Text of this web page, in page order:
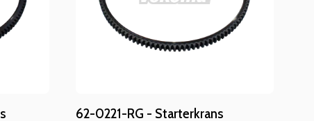
62-0221-RG - Starterkrans